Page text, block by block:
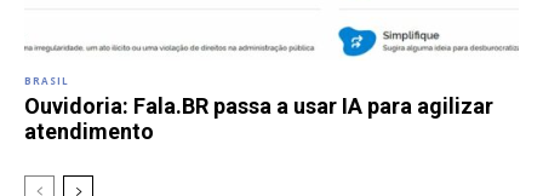
BRASIL
Ouvidoria: Fala.BR passa a usar IA para agilizar
atendimento